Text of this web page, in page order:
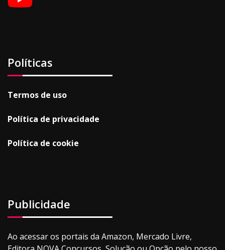
Políticas
Termos de uso
Política de privacidade
Política de cookie
Publicidade
Ao acessar os portais da Amazon, Mercado Livre,